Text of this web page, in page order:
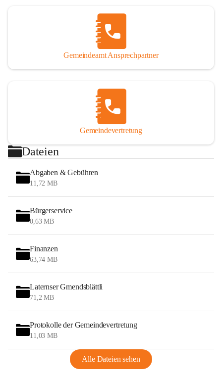
Gemeindeamt Ansprechpartner
Gemeindevertretung
Dateien
Abgaben & Gebühren
11,72 MB
Bürgerservice
0,63 MB
Finanzen
63,74 MB
Laternser Gmendsblättli
71,2 MB
Protokolle der Gemeindevertretung
11,03 MB
Alle Dateien sehen